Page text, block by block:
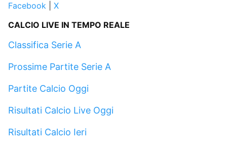
Facebook
X
CALCIO LIVE IN TEMPO REALE
Classifica Serie A
Prossime Partite Serie A
Partite Calcio Oggi
Risultati Calcio Live Oggi
Risultati Calcio Ieri